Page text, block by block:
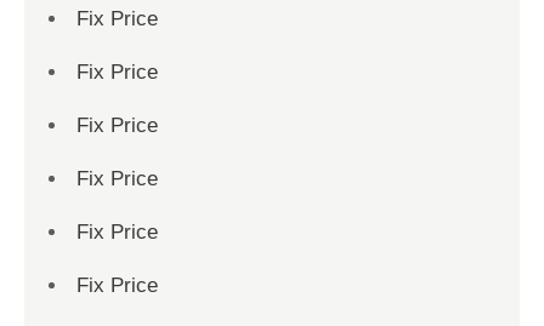
Fix Price
Fix Price
Fix Price
Fix Price
Fix Price
Fix Price